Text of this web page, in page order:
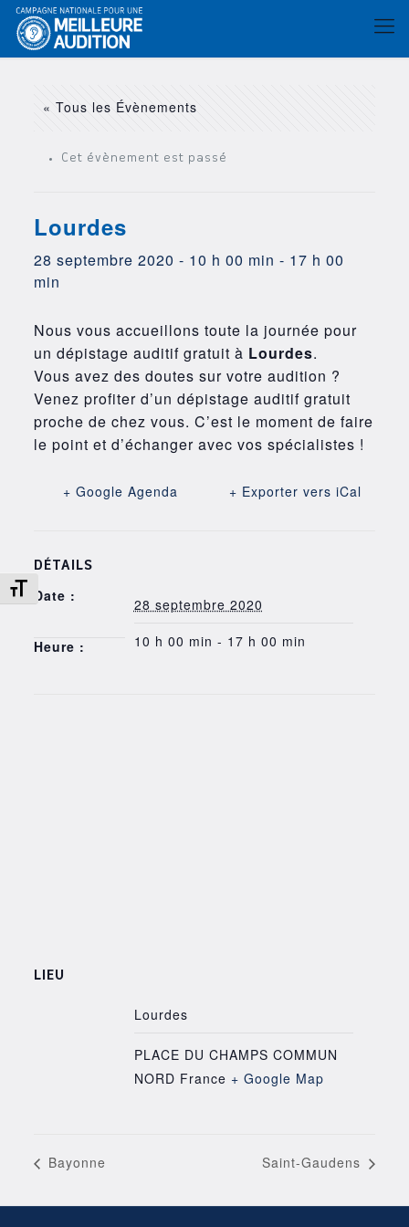
Changer la taille de la police
« Tous les Évènements
Cet évènement est passé
Lourdes
28 septembre 2020 - 10 h 00 min - 17 h 00
min
Nous vous accueillons toute la journée pour
un dépistage auditif gratuit à Lourdes.
Vous avez des doutes sur votre audition ?
Venez profiter d’un dépistage auditif gratuit
proche de chez vous. C’est le moment de faire
le point et d’échanger avec vos spécialistes !
+ Google Agenda + Exporter vers iCal
DÉTAILS
Date : 28 septembre 2020
Heure : 10 h 00 min - 17 h 00 min
LIEU
Lourdes
PLACE DU CHAMPS COMMUN
NORD France + Google Map
Bayonne Saint-Gaudens